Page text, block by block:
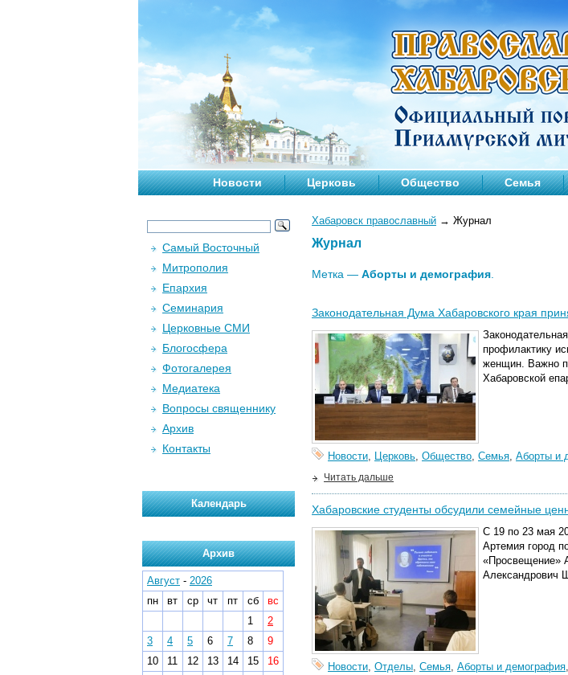
Новости Церковь Общество Семья
Хабаровск православный → Журнал
Журнал
Метка — Аборты и демография
Законодательная Дума Хабаровского края
профилактику
женщин. Важно
Хабаровской
Новости, Церковь, Общество, Семья, Аборты и
Читать дальше
Хабаровские студенты обсудили семейные
С 19 по 23 мая
Артемия город
«Просвещение»
Александрович
Новости, Отделы, Семья, Аборты и демография,
Самый Восточный
Митрополия
Епархия
Семинария
Церковные СМИ
Блогосфера
Фотогалерея
Медиатека
Вопросы священнику
Архив
Контакты
Календарь
Архив
Август - 2026
пн
вт ср чт пт сб
вс
1
2
3
4 5 6 7 8
9
10
11 12 13 14 15
16